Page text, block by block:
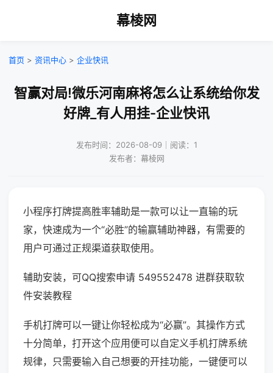
幕棱网
首页 > 资讯中心 > 企业快讯
智赢对局!微乐河南麻将怎么让系统给你发
好牌_有人用挂-企业快讯
发布时间：2026-08-09｜阅读：1
发布者：幕棱网
小程序打牌提高胜率辅助是一款可以让一直输的玩
家，快速成为一个“必胜”的输赢辅助神器，有需要的
用户可通过正规渠道获取使用。
辅助安装，可QQ搜索申请 549552478 进群获取软
件安装教程
手机打牌可以一键让你轻松成为“必赢”。其操作方式
十分简单，打开这个应用便可以自定义手机打牌系统
规律，只需要输入自己想要的开挂功能，一键便可以